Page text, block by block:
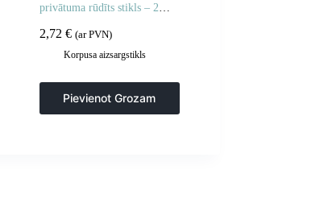
privātuma rūdīts stikls – 2
2,72 € (ar PVN)
Korpusa aizsargstikls
Pievienot Grozam